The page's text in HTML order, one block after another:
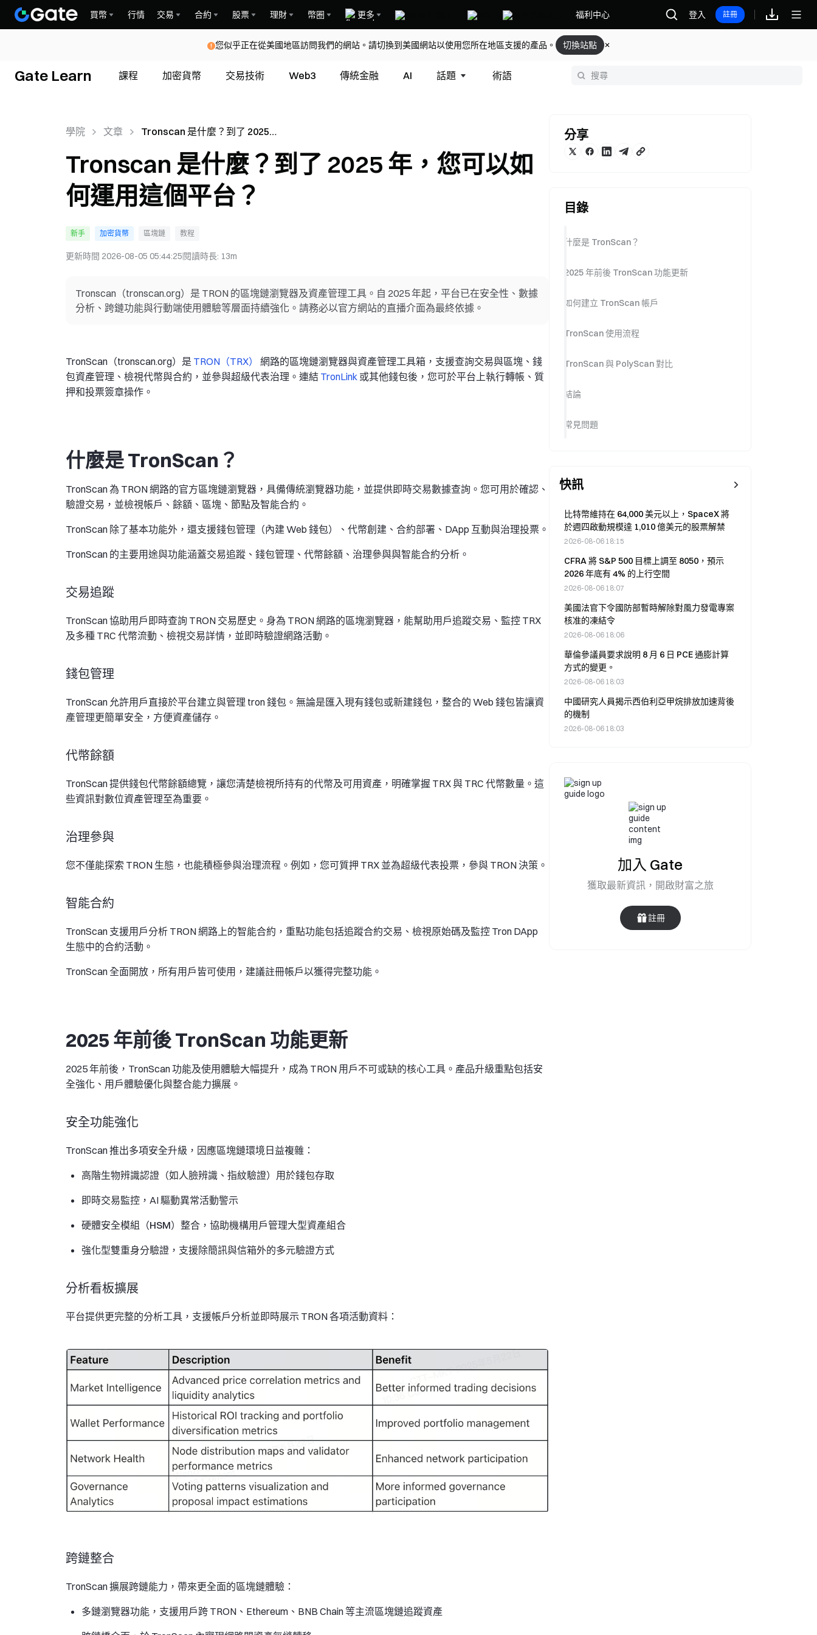
買幣 行情 交易 合約 股票 理財 幣圈 更多 福利中心 登入 註冊
您似乎正在從美國地區訪問我們的網站。請切換到美國網站以使用您所在地區支援的產品。 切換站點
Gate Learn 課程 加密貨幣 交易技術 Web3 傳統金融 AI 話題 術語
學院 文章
Tronscan 是什麼？到了 2025
Tronscan 是什麼？到了 2025 年，您可以如
何運用這個平台？
新手 加密貨幣 區塊鏈 教程
更新時間 2026-08-05 05:44:25閱讀時長: 13m
Tronscan（tronscan.org）是 TRON 的區塊鏈瀏覽器及資產管理工具。自 2025 年起，平台已在安全性、數據
分析、跨鏈功能與行動端使用體驗等層面持續強化。請務必以官方網站的直播介面為最終依據。
TronScan（tronscan.org）是 TRON（TRX）
網路的區塊鏈瀏覽器與資產管理工具箱，支援查詢交易與區塊、錢
包資產管理、檢視代幣與合約，並參與超級代表治理。連結 TronLink 或其他錢包後，您可於平台上執行轉帳、質
押和投票簽章操作。
什麼是 TronScan？
TronScan 為 TRON 網路的官方區塊鏈瀏覽器，具備傳統瀏覽器功能，並提供即時交易數據查詢。您可用於確認、
驗證交易，並檢視帳戶、餘額、區塊、節點及智能合約。
TronScan 除了基本功能外，還支援錢包管理（內建 Web 錢包）、代幣創建、合約部署、DApp 互動與治理投票。
TronScan 的主要用途與功能涵蓋交易追蹤、錢包管理、代幣餘額、治理參與與智能合約分析。
交易追蹤
TronScan 協助用戶即時查詢 TRON 交易歷史。身為 TRON 網路的區塊瀏覽器，能幫助用戶追蹤交易、監控 TRX
及多種 TRC 代幣流動、檢視交易詳情，並即時驗證網路活動。
錢包管理
TronScan 允許用戶直接於平台建立與管理 tron 錢包。無論是匯入現有錢包或新建錢包，整合的 Web 錢包皆讓資
產管理更簡單安全，方便資產儲存。
代幣餘額
TronScan 提供錢包代幣餘額總覽，讓您清楚檢視所持有的代幣及可用資產，明確掌握 TRX 與 TRC 代幣數量。這
些資訊對數位資產管理至為重要。
治理參與
您不僅能探索 TRON 生態，也能積極參與治理流程。例如，您可質押 TRX 並為超級代表投票，參與 TRON 決策。
智能合約
TronScan 支援用戶分析 TRON 網路上的智能合約，重點功能包括追蹤合約交易、檢視原始碼及監控 Tron DApp
生態中的合約活動。
TronScan 全面開放，所有用戶皆可使用，建議註冊帳戶以獲得完整功能。
2025 年前後 TronScan 功能更新
2025 年前後，TronScan 功能及使用體驗大幅提升，成為 TRON 用戶不可或缺的核心工具。產品升級重點包括安
全強化、用戶體驗優化與整合能力擴展。
安全功能強化
TronScan 推出多項安全升級，因應區塊鏈環境日益複雜：
高階生物辨識認證 （如人臉辨識、指紋驗證）用於錢包存取
即時交易監控 ，AI 驅動異常活動警示
硬體安全模組（HSM）整合 ，協助機構用戶管理大型資產組合
強化型雙重身分驗證 ，支援除簡訊與信箱外的多元驗證方式
分析看板擴展
平台提供更完整的分析工具，支援帳戶分析並即時展示 TRON 各項活動資料：
跨鏈整合
TronScan 擴展跨鏈能力，帶來更全面的區塊鏈體驗：
多鏈瀏覽器功能，支援用戶跨 TRON、Ethereum、BNB Chain 等主流區塊鏈追蹤資產
分享
目錄
什麼是 TronScan？
2025 年前後 TronScan 功能更新
如何建立 TronScan 帳戶
TronScan 使用流程
TronScan 與 PolyScan 對比
結論
常見問題
快訊
比特幣維持在 64,000 美元以上，SpaceX 將
於週四啟動規模達 1,010 億美元的股票解禁
2026-08-06 18:15
CFRA 將 S&P 500 目標上調至 8050，預示
2026 年底有 4% 的上行空間
2026-08-06 18:07
美國法官下令國防部暫時解除對風力發電專案
核准的凍結令
2026-08-06 18:06
華倫參議員要求說明 8 月 6 日 PCE 通膨計算
方式的變更。
2026-08-06 18:03
中國研究人員揭示西伯利亞甲烷排放加速背後
的機制
2026-08-06 18:03
加入 Gate
獲取最新資訊，開啟財富之旅
註冊